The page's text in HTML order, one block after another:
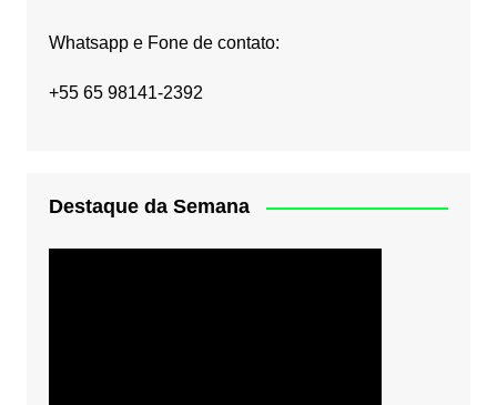
Whatsapp e Fone de contato:
+55 65 98141-2392
Destaque da Semana